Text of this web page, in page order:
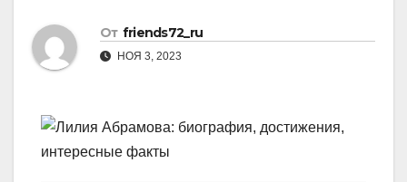
От friends72_ru
НОЯ 3, 2023